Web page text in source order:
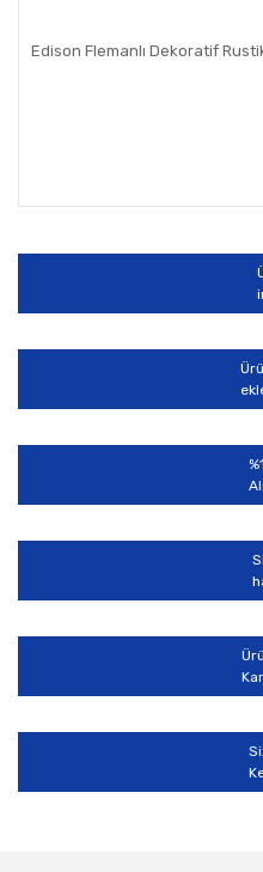
Edison Flemanlı Dekoratif